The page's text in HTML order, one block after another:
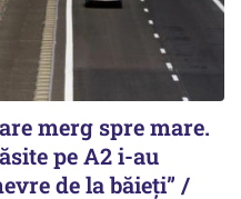
merg spre mare.
pe A2 i-au
de la băieți” /